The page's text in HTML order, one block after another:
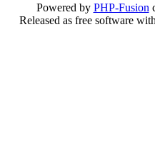
Powered by PHP-Fusion
Released as free software